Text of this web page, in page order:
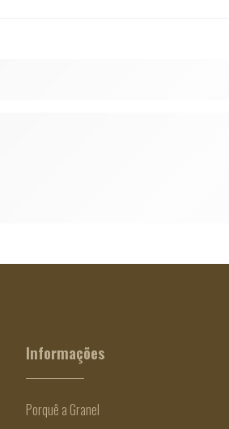
Informações
Porquê a Granel